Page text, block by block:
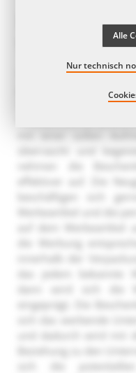
Alle
Nur technisch
Werther´s
Die Werther´s
gefächerten
der Werther´s
effektiver auf. Die
beschäftigen sich
Werbeartikel und die
auf dem Werbeartikel
die Werbung
innerhalb der
das jedem bekannte
dann wird sich die
eingeprägt. Die
und dadurch wird mit
Beziehung zu den